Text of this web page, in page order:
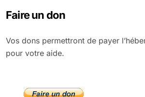
Faire un don
Vos dons permettront de payer
pour votre aide.